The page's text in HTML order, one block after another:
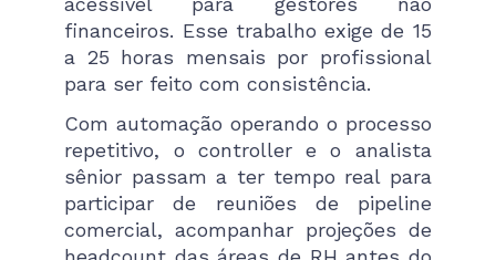
financeiros. Esse trabalho exige de 15
a 25 horas mensais por profissional
para ser feito com consistência.
Com automação operando o processo
repetitivo, o controller e o analista
sênior passam a ter tempo real para
participar de reuniões de pipeline
comercial, acompanhar projeções de